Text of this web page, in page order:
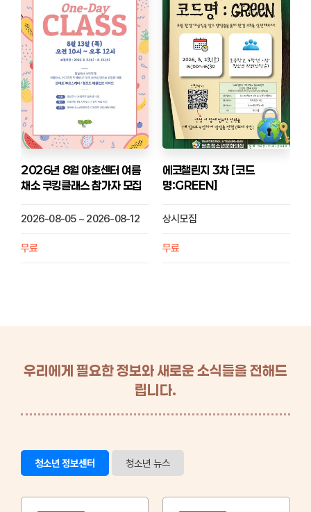
2026년 8월 야호센터 여름
채소 쿠킹클래스 참가자 모집
2026-08-05 ~ 2026-08-12
무료
에코챌린지 3차 [코드
명:GREEN]
상시모집
무료
우리에게 필요한 정보와 새로운 소식들을 전해드
립니다.
청소년 정보센터 청소년 뉴스